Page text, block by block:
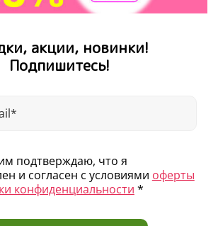
акции, новинки!
Подпишитесь!
подтверждаю, что я
и согласен с условиями оферты
конфиденциальности *